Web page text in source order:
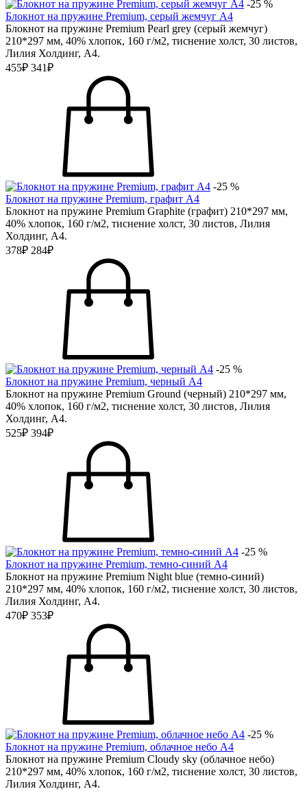
-25 %
Блокнот на пружине Premium, серый жемчуг А4
Блокнот на пружине Premium Pearl grey (серый жемчуг)
210*297 мм, 40% хлопок, 160 г/м2, тиснение холст, 30 листов,
Лилия Холдинг, А4.
455₽ 341₽
-25 %
Блокнот на пружине Premium, графит А4
Блокнот на пружине Premium Graphitе (графит) 210*297 мм,
40% хлопок, 160 г/м2, тиснение холст, 30 листов, Лилия
Холдинг, А4.
378₽ 284₽
-25 %
Блокнот на пружине Premium, черный А4
Блокнот на пружине Premium Grоund (черный) 210*297 мм,
40% хлопок, 160 г/м2, тиснение холст, 30 листов, Лилия
Холдинг, А4.
525₽ 394₽
-25 %
Блокнот на пружине Premium, темно-синий А4
Блокнот на пружине Premium Night blue (темно-синий)
210*297 мм, 40% хлопок, 160 г/м2, тиснение холст, 30 листов,
Лилия Холдинг, А4.
470₽ 353₽
-25 %
Блокнот на пружине Premium, облачное небо А4
Блокнот на пружине Premium Cloudy sky (облачное небо)
210*297 мм, 40% хлопок, 160 г/м2, тиснение холст, 30 листов,
Лилия Холдинг, А4.